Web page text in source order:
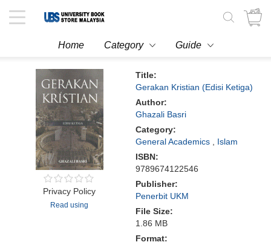
Toggle
navigation
Home Category Guide
Privacy Policy
Read using
Title:
Gerakan Kristian (Edisi Ketiga)
Author:
Ghazali Basri
Category:
General Academics
Islam
ISBN:
9789674122546
Publisher:
Penerbit UKM
File Size:
1.86 MB
Format: